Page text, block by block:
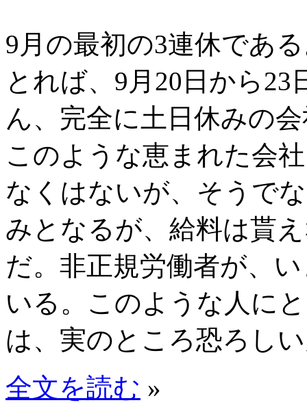
9月の最初の3連休であ
とれば、9月20日から
ん、完全に土日休みの
このような恵まれた会
なくはないが、そうで
みとなるが、給料は貰
だ。非正規労働者が、
いる。このような人に
は、実のところ恐ろし
全文を読む »